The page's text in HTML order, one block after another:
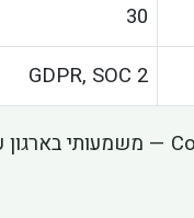
30
GDPR, SOC 2